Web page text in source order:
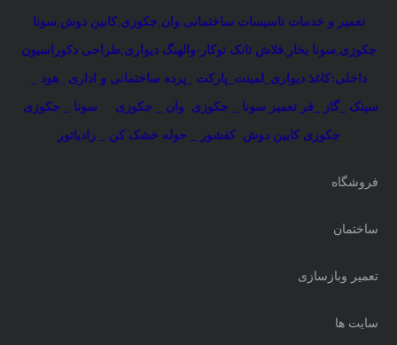
تعمیر و خدمات تاسیسات ساختمانی:وان جکوزی ,کابین دوش سونا
جکوزی سونا بخار فلاش تانک توکار-والهنگ دیواری ,طراحی دکوراسیون
داخلی:کاغذ دیواری_لمینت_پارکت _پرده ساختمانی و اداری _هود _
سینک _گاز _فر تعمیر سونا _ جکوزی وان _ جکوزی سونا _ جکوزی
جکوزی کابین دوش کفشور _ حوله خشک کن _ رادیاتور
فروشگاه
ساختمان
تعمیر وبازسازی
سایت ها